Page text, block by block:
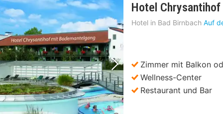
Vorheriges Bild Nächstes Bild
Hotel Chrysantihof
Hotel in Bad Birnbach Auf
Zimmer mit Balkon
Wellness-Center
Restaurant und Bar